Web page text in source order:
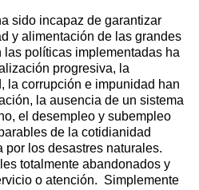
sido incapaz de garantizar
y alimentación de las grandes
las políticas implementadas ha
progresiva, la
la corrupción e impunidad han
la ausencia de un sistema
el desempleo y subempleo
de la cotidianidad
por los desastres naturales.
totalmente abandonados y
o atención. Simplemente